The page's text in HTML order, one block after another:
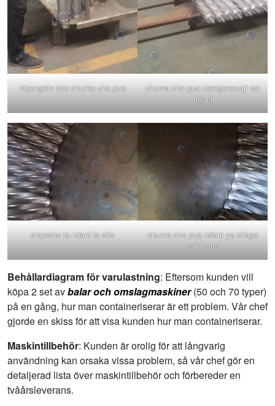
vipengele vya chuma cha pua
chuma cha pua utengenezaji wa
ndani
onyesho la ndani la silo
chuma cha pua ndani ya silage
baler silo
Behållardiagram för varulastning: Eftersom kunden vill
köpa 2 set avbalar och omslagmaskiner(50 och 70 typer)
på en gång, hur man containeriserar är ett problem. Vår chef
gjorde en skiss för att visa kunden hur man containeriserar.
Maskintillbehör: Kunden är orolig för att långvarig
användning kan orsaka vissa problem, så vår chef gör en
detaljerad lista över maskintillbehör och förbereder en
tvåårsleverans.